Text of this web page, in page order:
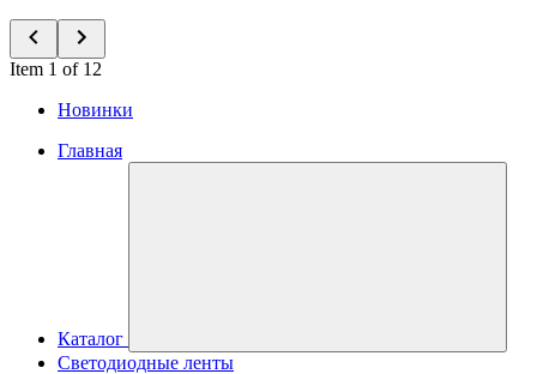
Item 1 of 12
Новинки
Главная
Каталог
Светодиодные ленты